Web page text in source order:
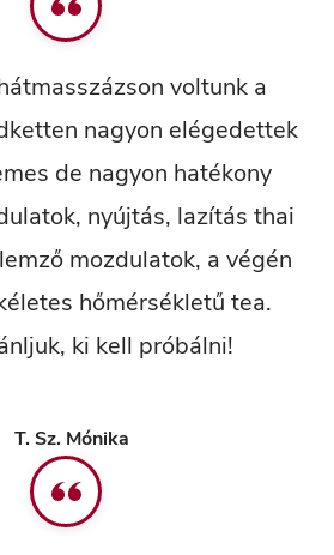
T. Sz. Mónika
voltunk a
nagyon elégedettek
de nagyon hatékony
nyújtás, lazítás thai
mozdulatok, a végén
hőmérsékletű tea.
ki kell próbálni!